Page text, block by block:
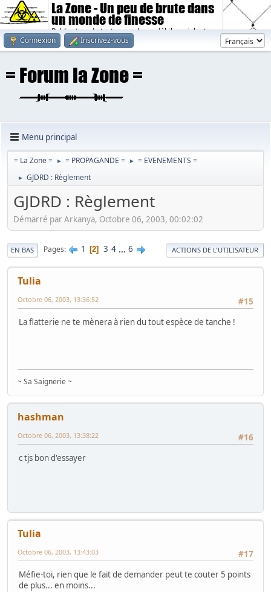
La Zone - Un peu de brute dans
un monde de finesse
Publication de textes sombres, débiles, violents.
Connexion
Inscrivez-vous
Menu principal
= La Zone = ► = PROPAGANDE = ► = EVENEMENTS =
► GJDRD : Règlement
GJDRD : Règlement
Démarré par Arkanya, Octobre 06, 2003, 00:02:02
EN BAS Pages 1 2 3 4 ... 6 ACTIONS DE L'UTILISATEUR
Tulia
#15
Octobre 06, 2003, 13:36:52
La flatterie ne te mènera à rien du tout espèce de tanche !
~ Sa Saignerie ~
hashman
#16
Octobre 06, 2003, 13:38:22
c tjs bon d'essayer
Tulia
#17
Octobre 06, 2003, 13:43:03
Méfie-toi, rien que le fait de demander peut te couter 5 points
de plus... en moins...